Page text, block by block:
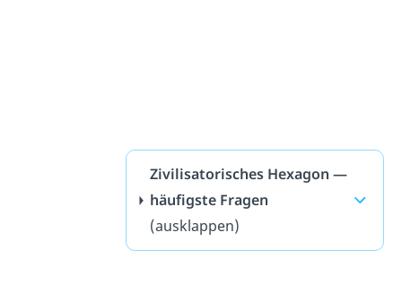
Zivilisatorisches Hexagon —
häufigste Fragen
(ausklappen)